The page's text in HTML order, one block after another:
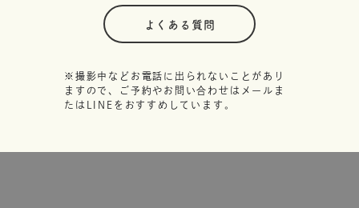
よくある質問
※撮影中などお電話に出られないことがあり
ますので、ご予約やお問い合わせはメールま
たはLINEをおすすめしています。